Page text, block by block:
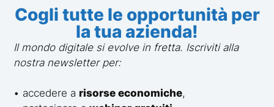
dell’istanza. In altre parole, per ottenere il
rimborso, dal momento dell’approvazione
dell’agevolazione, i lavoratori hanno
tempo per concludere la formazione.
Cogli tutte le opportunità per
la tua azienda!
Il mondo digitale si evolve in fretta. Iscriviti alla
nostra newsletter per:
• accedere a risorse economiche,